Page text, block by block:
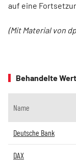
auf eine
(Mit Material von
Behandelte
Name
Deutsche Bank
DAX